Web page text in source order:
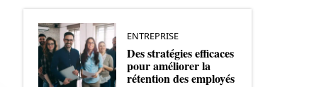
ENTREPRISE
Des stratégies efficaces
pour améliorer la
rétention des employés